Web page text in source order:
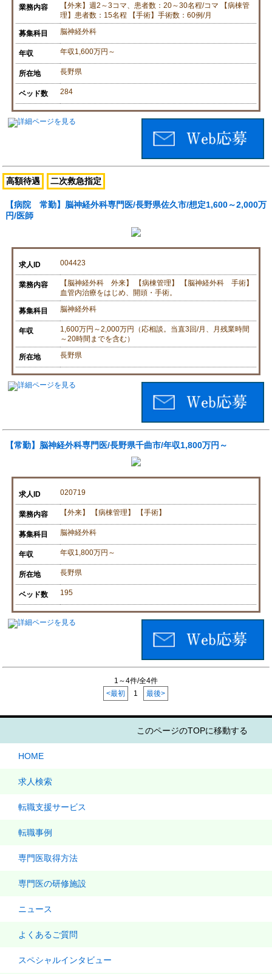
業務内容
【外来】週2～3コマ、患者数：20～30名程/コマ 【病棟管
理】患者数：15名程 【手術】手術数：60例/月
募集科目 脳神経外科
年収 年収1,600万円～
所在地 長野県
ベッド数 284
高額待遇 二次救急指定
【病院 常勤】脳神経外科専門医/長野県佐久市/想定1,600～2,000万
円/医師
求人ID 004423
業務内容
【脳神経外科 外来】 【病棟管理】 【脳神経外科 手術】
血管内治療をはじめ、開頭・手術。
募集科目 脳神経外科
年収
1,600万円～2,000万円（応相談。当直3回/月、月残業時間
～20時間までを含む）
所在地 長野県
【常勤】脳神経外科専門医/長野県千曲市/年収1,800万円～
求人ID 020719
業務内容 【外来】 【病棟管理】 【手術】
募集科目 脳神経外科
年収 年収1,800万円～
所在地 長野県
ベッド数 195
1～4件/全4件
<最初
1 最後>
このページのTOPに移動する
HOME
求人検索
転職支援サービス
転職事例
専門医取得方法
専門医の研修施設
ニュース
よくあるご質問
スペシャルインタビュー